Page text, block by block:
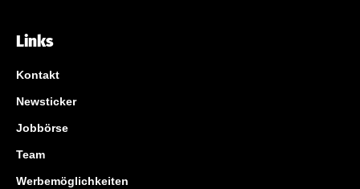
Links
Kontakt
Newsticker
Jobbörse
Team
Werbemöglichkeiten